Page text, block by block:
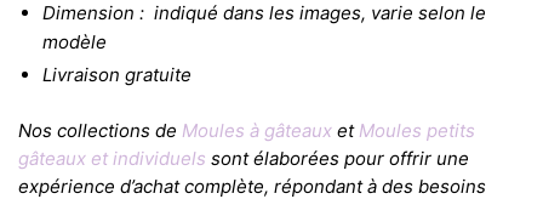
Dimension : indiqué dans les images, varie selon le
modèle
Livraison gratuite
Nos collections de Moules à gâteaux et Moules petits
gâteaux et individuels sont élaborées pour offrir une
expérience d’achat complète, répondant à des besoins